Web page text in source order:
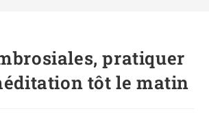
pratiquer
tôt le matin